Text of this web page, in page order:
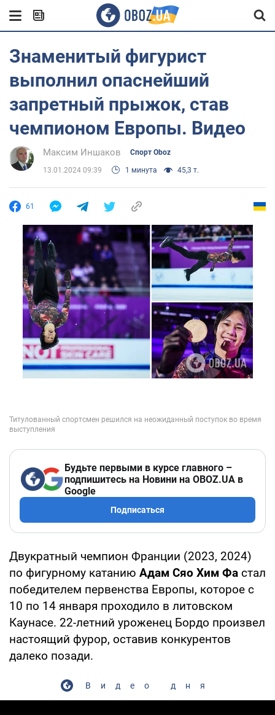
Знаменитый фигурист
выполнил опаснейший
запретный прыжок, став
чемпионом Европы. Видео
Максим Иншаков Спорт Oboz
13.01.2024 09:39 1 минута 45,3 т.
61
Будьте первыми в курсе главного –
подпишитесь на Новини на OBOZ.UA в
Google
Подписаться
Двукратный чемпион Франции (2023, 2024)
по фигурному катанию Адам Сяо Хим Фа стал
победителем первенства Европы, которое с
10 по 14 января проходило в литовском
Каунасе. 22-летний уроженец Бордо произвел
настоящий фурор, оставив конкурентов
далеко позади.
Видео дня